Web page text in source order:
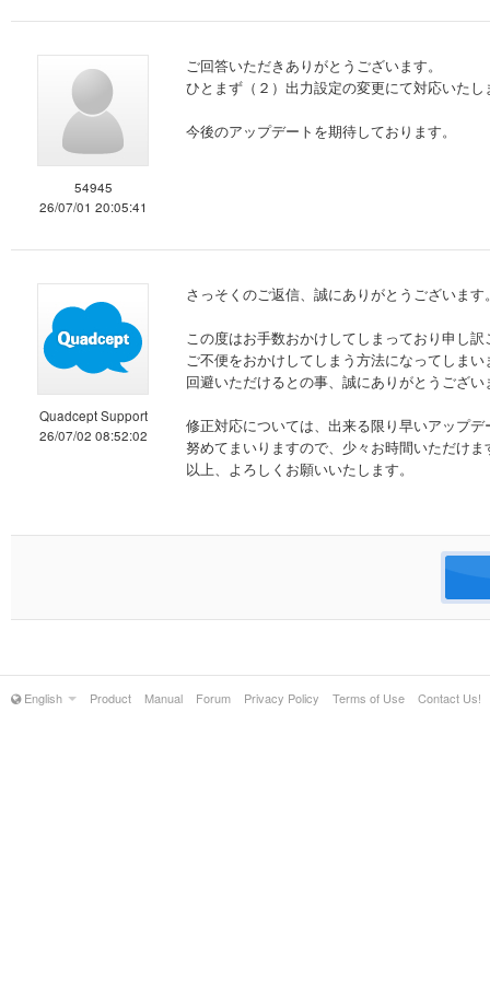
54945
26/07/01 20:05:41
ご回答いただきありがとうございます。
ひとまず（２）出力設定の変更にて対応いたし
今後のアップデートを期待しております。
Quadcept Support
26/07/02 08:52:02
さっそくのご返信、誠にありがとうございます
この度はお手数おかけしてしまっており申し
ご不便をおかけしてしまう方法になってしま
回避いただけるとの事、誠にありがとうござい
修正対応については、出来る限り早いアップ
努めてまいりますので、少々お時間いただけ
以上、よろしくお願いいたします。
English Product Manual Forum Privacy Policy Terms of Use Contact Us!